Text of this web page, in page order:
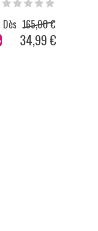
Dès 165,00 €
34,99 €